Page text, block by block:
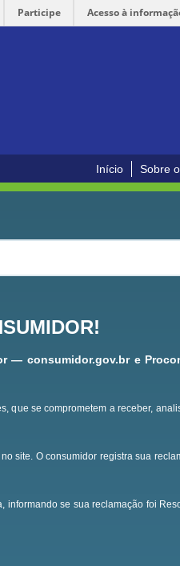
Participe Acesso à
Início Sobre
— consumidor.gov.br e
que se comprometem a receber,
site. O consumidor registra sua
se sua reclamação foi